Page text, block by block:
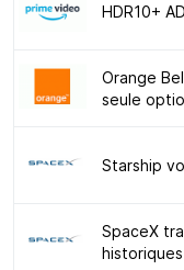
HDR10+
Orange
seule
Starship
SpaceX